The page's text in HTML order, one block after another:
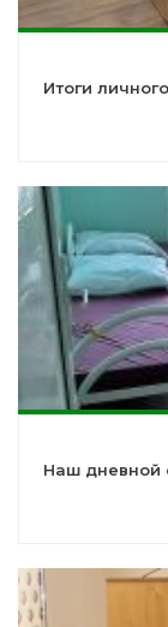
Итоги
Наш дневной